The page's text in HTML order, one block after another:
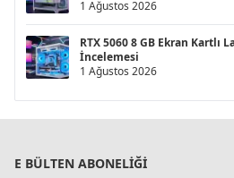
1 Ağustos 2026
RTX 5060 8 GB Ekran Kartlı
İncelemesi
1 Ağustos 2026
E BÜLTEN ABONELIĞI